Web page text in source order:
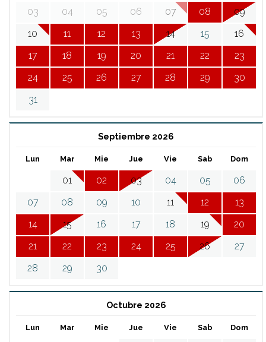
03
04 05 06 07 08
09
10
11 12 13 14 15
16
17
18 19 20 21 22
23
24
25 26 27 28 29
30
31
Septiembre 2026
Lun Mar Mie Jue Vie Sab Dom
01 02 03 04 05
06
07
08 09 10 11 12
13
14
15 16 17 18 19
20
21
22 23 24 25 26
27
28
29 30
Octubre 2026
Lun Mar Mie Jue Vie Sab Dom